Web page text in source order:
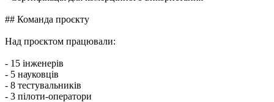
## Команда проєкту
Над проєктом працювали:
- 15 інженерів
- 5 науковців
- 8 тестувальників
- 3 пілоти-оператори